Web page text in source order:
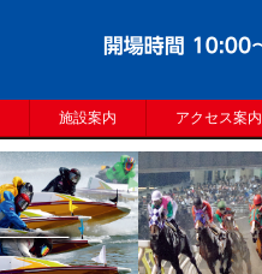
施設案内 アクセス案内